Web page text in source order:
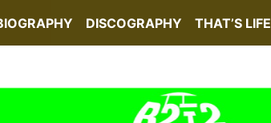
DISCOGRAPHY THAT’S LIFE